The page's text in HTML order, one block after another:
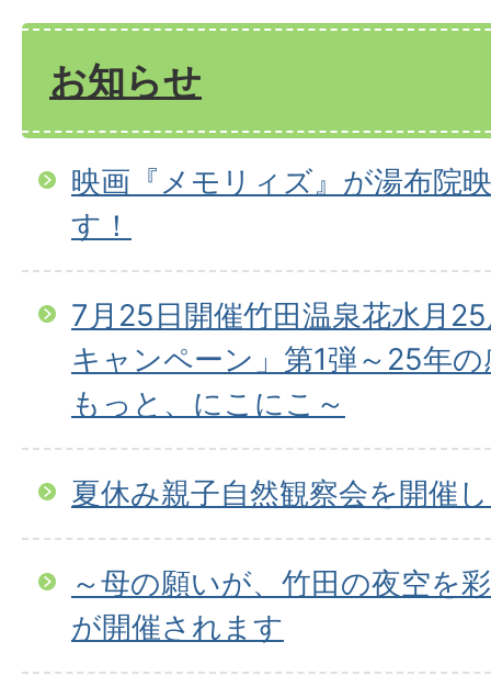
お知らせ
映画『メモリィズ』が湯布院
す！
7月25日開催竹田温泉花水月
キャンペーン」第1弾～25年
もっと、にこにこ～
夏休み親子自然観察会を開催
～母の願いが、竹田の夜空を
が開催されます